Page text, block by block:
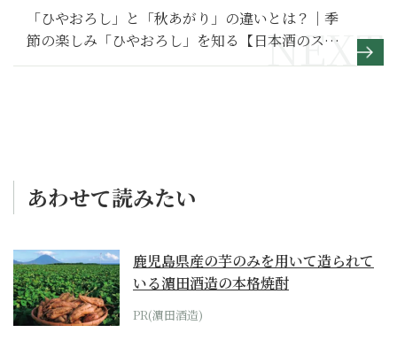
「ひやおろし」と「秋あがり」の違いとは？｜季
節の楽しみ「ひやおろし」を知る【日本酒のスス
メ】
あわせて読みたい
鹿児島県産の芋のみを用いて造られて
いる濵田酒造の本格焼酎
PR(濵田酒造)